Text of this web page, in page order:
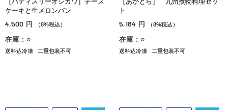
ケーキと生メロンパン
4,500 円 （8%税込）
在庫：○
送料込冷凍 二重包装不可
ト
5,184 円 （8%税込）
在庫：○
送料込冷凍 二重包装不可